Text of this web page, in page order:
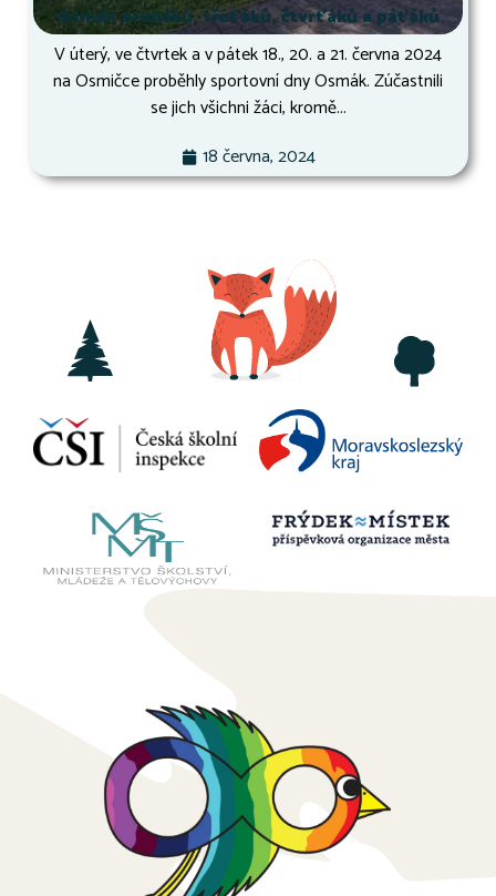
Osmák druháků, třeťáků, čtvrťáků a páťáků
V úterý, ve čtvrtek a v pátek 18., 20. a 21. června 2024
na Osmičce proběhly sportovní dny Osmák. Zúčastnili
se jich všichni žáci, kromě...
18 června, 2024